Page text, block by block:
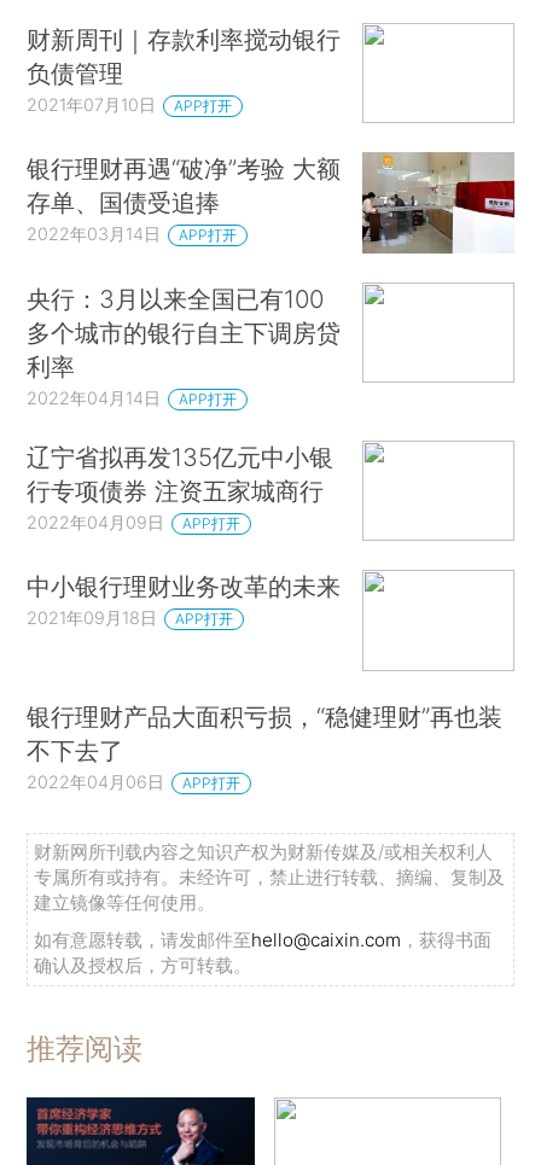
财新周刊｜存款利率搅动银行
负债管理
2021年07月10日 APP打开
银行理财再遇“破净”考验 大额
存单、国债受追捧
2022年03月14日 APP打开
央行：3月以来全国已有100
多个城市的银行自主下调房贷
利率
2022年04月14日 APP打开
辽宁省拟再发135亿元中小银
行专项债券 注资五家城商行
2022年04月09日 APP打开
中小银行理财业务改革的未来
2021年09月18日 APP打开
银行理财产品大面积亏损，“稳健理财”再也装
不下去了
2022年04月06日 APP打开
财新网所刊载内容之知识产权为财新传媒及/或相关权利人
专属所有或持有。未经许可，禁止进行转载、摘编、复制及
建立镜像等任何使用。
如有意愿转载，请发邮件至hello@caixin.com ，获得书面
确认及授权后，方可转载。
推荐阅读